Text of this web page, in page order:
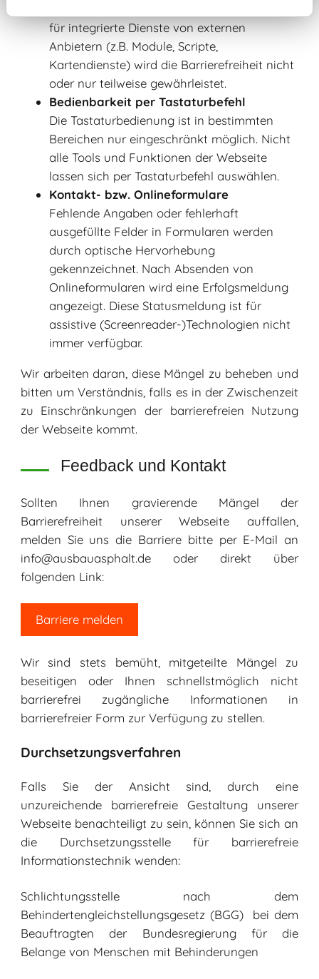
für integrierte Dienste von externen
Anbietern (z.B. Module, Scripte,
Kartendienste) wird die Barrierefreiheit nicht
oder nur teilweise gewährleistet.
Bedienbarkeit per Tastaturbefehl
Die Tastaturbedienung ist in bestimmten
Bereichen nur eingeschränkt möglich. Nicht
alle Tools und Funktionen der Webseite
lassen sich per Tastaturbefehl auswählen.
Kontakt- bzw. Onlineformulare
Fehlende Angaben oder fehlerhaft
ausgefüllte Felder in Formularen werden
durch optische Hervorhebung
gekennzeichnet. Nach Absenden von
Onlineformularen wird eine Erfolgsmeldung
angezeigt. Diese Statusmeldung ist für
assistive (Screenreader-)Technologien nicht
immer verfügbar.
Wir arbeiten daran, diese Mängel zu beheben und
bitten um Verständnis, falls es in der Zwischenzeit
zu Einschränkungen der barrierefreien Nutzung
der Webseite kommt.
Feedback und Kontakt
Sollten Ihnen gravierende Mängel der
Barrierefreiheit unserer Webseite auffallen,
melden Sie uns die Barriere bitte per E-Mail an
info@ausbauasphalt.de oder direkt über
folgenden Link:
Barriere melden
Wir sind stets bemüht, mitgeteilte Mängel zu
beseitigen oder Ihnen schnellstmöglich nicht
barrierefrei zugängliche Informationen in
barrierefreier Form zur Verfügung zu stellen.
Durchsetzungsverfahren
Falls Sie der Ansicht sind, durch eine
unzureichende barrierefreie Gestaltung unserer
Webseite benachteiligt zu sein, können Sie sich an
die Durchsetzungsstelle für barrierefreie
Informationstechnik wenden:
Schlichtungsstelle nach dem
Behindertengleichstellungsgesetz (BGG)
bei dem
Beauftragten der Bundesregierung für die
Belange von Menschen mit Behinderungen